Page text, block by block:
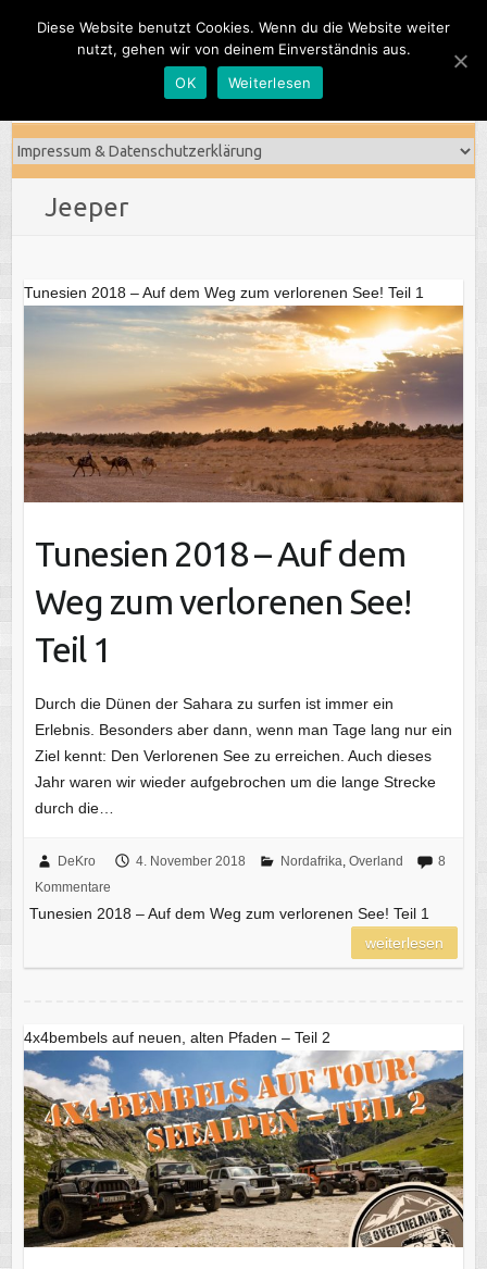
Jeeper
Tunesien 2018 – Auf dem Weg zum verlorenen See! Teil 1
Tunesien 2018 – Auf dem
Weg zum verlorenen See!
Teil 1
Durch die Dünen der Sahara zu surfen ist immer ein
Erlebnis. Besonders aber dann, wenn man Tage lang nur ein
Ziel kennt: Den Verlorenen See zu erreichen. Auch dieses
Jahr waren wir wieder aufgebrochen um die lange Strecke
durch die…
DeKro 4. November 2018 Nordafrika, Overland
8
Kommentare
Tunesien 2018 – Auf dem Weg zum verlorenen See! Teil 1
weiterlesen
4x4bembels auf neuen, alten Pfaden – Teil 2
Diese Website benutzt Cookies. Wenn du die Website weiter
nutzt, gehen wir von deinem Einverständnis aus.
OK
Weiterlesen